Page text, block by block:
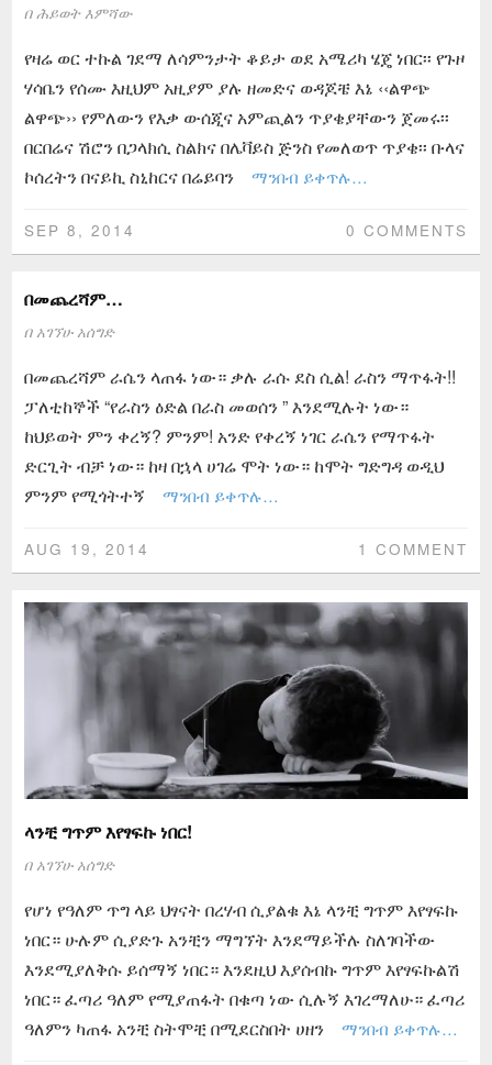
በ ሕይወት እምሻው
የዛሬ ወር ተኩል ገደማ ለሳምንታት ቆይታ ወደ አሜሪካ ሄጄ ነበር፡፡ የጉዞ
ሃሳቤን የሰሙ እዚህም አዚያም ያሉ ዘመድና ወዳጆቼ እኔ ‹‹ልዋጭ
ልዋጭ›› የምለውን የእቃ ውሰጂና አምጪልን ጥያቄያቸውን ጀመሩ፡፡
በርበሬና ሽሮን በጋላክሲ ስልክና በሌቫይስ ጅንስ የመለወጥ ጥያቄ፡፡ ቡላና
ኮሰረትን በናይኪ ስኒከርና በሬይባን
ማንበብ ይቀጥሉ…
SEP 8, 2014 0 COMMENTS
በመጨረሻም…
በ አገኘሁ አሰግድ
በመጨረሻም ራሴን ላጠፋ ነው። ቃሉ ራሱ ደስ ሲል! ራስን ማጥፋት!!
ፓለቲከኞች “የራስን ዕድል በራስ መወሰን ” እንደሚሉት ነው።
ከህይወት ምን ቀረኝ? ምንም! አንድ የቀረኝ ነገር ራሴን የማጥፋት
ድርጊት ብቻ ነው። ከዛ በኋላ ሀገሬ ሞት ነው። ከሞት ግድግዳ ወዲህ
ምንም የሚጎትተኝ
ማንበብ ይቀጥሉ…
AUG 19, 2014 1 COMMENT
ላንቺ ግጥም እየፃፍኩ ነበር!
በ አገኘሁ አሰግድ
የሆነ የዓለም ጥግ ላይ ህፃናት በረሃብ ሲያልቁ እኔ ላንቺ ግጥም እየፃፍኩ
ነበር። ሁሉም ሲያድጉ አንቺን ማግኘት እንደማይችሉ ስለገባችው
እንደሚያለቅሱ ይሰማኝ ነበር። እንደዚህ እያሰብኩ ግጥም እየፃፍኩልሽ
ነበር። ፈጣሪ ዓለም የሚያጠፋት በቁጣ ነው ሲሉኝ እገረማለሁ። ፈጣሪ
ዓለምን ካጠፋ አንቺ ስትሞቺ በሚደርስበት ሀዘን
ማንበብ ይቀጥሉ…